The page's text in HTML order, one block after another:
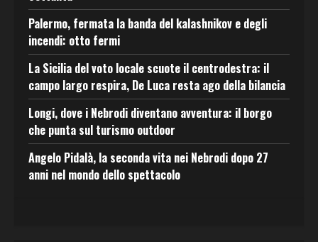
Palermo, fermata la banda del kalashnikov e degli
incendi: otto fermi
La Sicilia del voto locale scuote il centrodestra: il
campo largo respira, De Luca resta ago della bilancia
Longi, dove i Nebrodi diventano avventura: il borgo
che punta sul turismo outdoor
Angelo Pidalà, la seconda vita nei Nebrodi dopo 27
anni nel mondo dello spettacolo